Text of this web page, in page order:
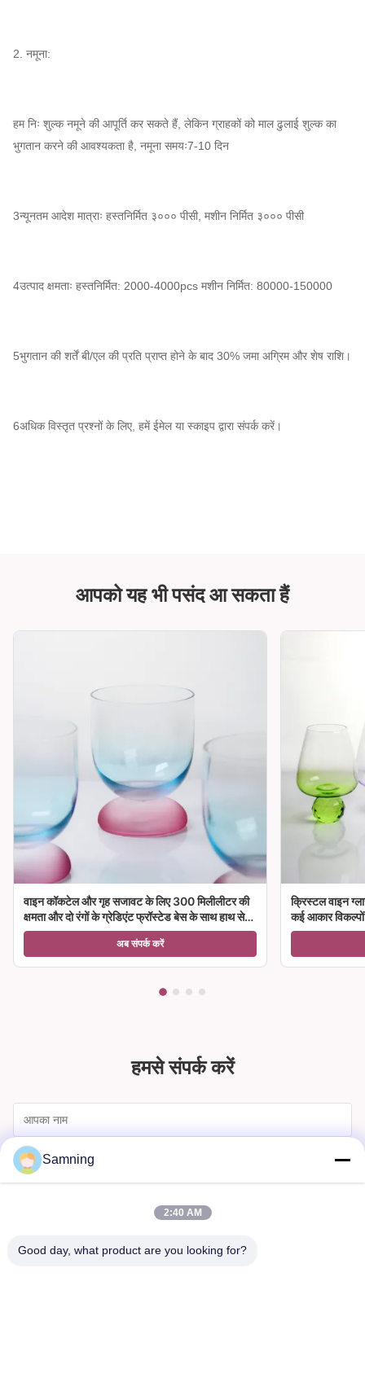
2. नमूना:
हम निः शुल्क नमूने की आपूर्ति कर सकते हैं, लेकिन ग्राहकों को माल ढुलाई शुल्क का
भुगतान करने की आवश्यकता है, नमूना समयः7-10 दिन
3न्यूनतम आदेश मात्राः हस्तनिर्मित ३००० पीसी, मशीन निर्मित ३००० पीसी
4उत्पाद क्षमताः हस्तनिर्मित: 2000-4000pcs मशीन निर्मित: 80000-150000
5भुगतान की शर्तें बी/एल की प्रति प्राप्त होने के बाद 30% जमा अग्रिम और शेष राशि।
6अधिक विस्तृत प्रश्नों के लिए, हमें ईमेल या स्काइप द्वारा संपर्क करें।
आपको यह भी पसंद आ सकता हैं
वाइन कॉकटेल और गृह सजावट के लिए 300 मिलीलीटर की
क्षमता और दो रंगों के ग्रेडिएंट फ्रॉस्टेड बेस के साथ हाथ से
उड़ा क्रिस्टल वाइन ग्लास गॉब्लेट
अब संपर्क करें
क्रिस्टल वाइन
कई आकार विकल्पों
हमसे संपर्क करें
Samning
2:40 AM
Good day, what product are you looking for?